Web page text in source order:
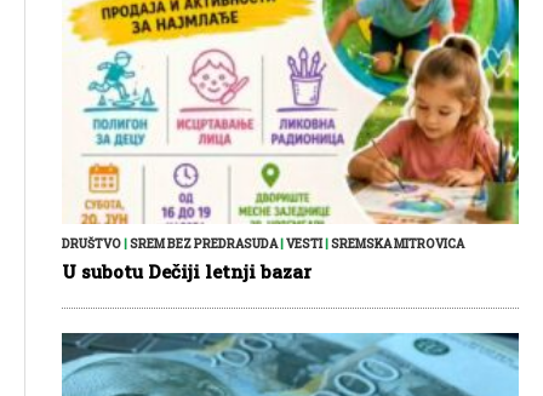
DRUŠTVO SREM BEZ PREDRASUDA| VESTI| SREMSKA MITROVICA
U subotu Dečiji letnji bazar